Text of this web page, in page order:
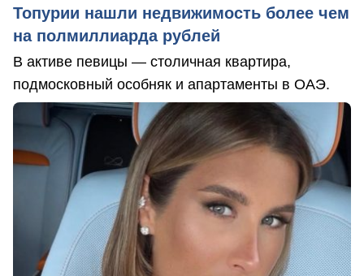
Топурии нашли недвижимость более чем
на полмиллиарда рублей
В активе певицы — столичная квартира,
подмосковный особняк и апартаменты в ОАЭ.